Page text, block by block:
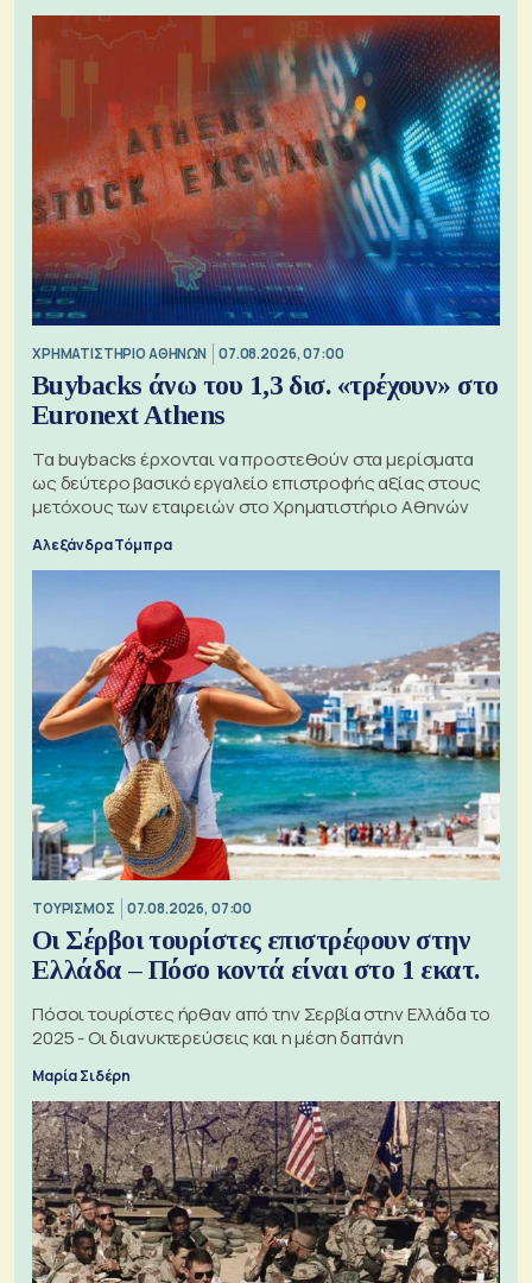
XΡΗΜΑΤΙΣΤΗΡΙΟ ΑΘΗΝΩΝ 07.08.2026, 07:00
Buybacks άνω του 1,3 δισ. «τρέχουν» στο
Euronext Athens
Τα buybacks έρχονται να προστεθούν στα μερίσματα
ως δεύτερο βασικό εργαλείο επιστροφής αξίας στους
μετόχους των εταιρειών στο Χρηματιστήριο Αθηνών
Αλεξάνδρα Τόμπρα
ΤΟΥΡΙΣΜΟΣ 07.08.2026, 07:00
Οι Σέρβοι τουρίστες επιστρέφουν στην
Ελλάδα – Πόσο κοντά είναι στο 1 εκατ.
Πόσοι τουρίστες ήρθαν από την Σερβία στην Ελλάδα το
2025 - Οι διανυκτερεύσεις και η μέση δαπάνη
Μαρία Σιδέρη